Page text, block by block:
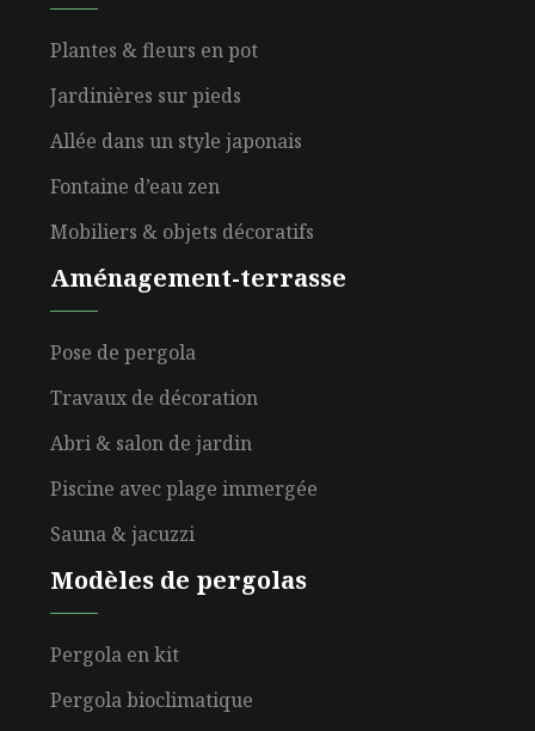
Plantes & fleurs en pot
Jardinières sur pieds
Allée dans un style japonais
Fontaine d’eau zen
Mobiliers & objets décoratifs
Aménagement-terrasse
Pose de pergola
Travaux de décoration
Abri & salon de jardin
Piscine avec plage immergée
Sauna & jacuzzi
Modèles de pergolas
Pergola en kit
Pergola bioclimatique